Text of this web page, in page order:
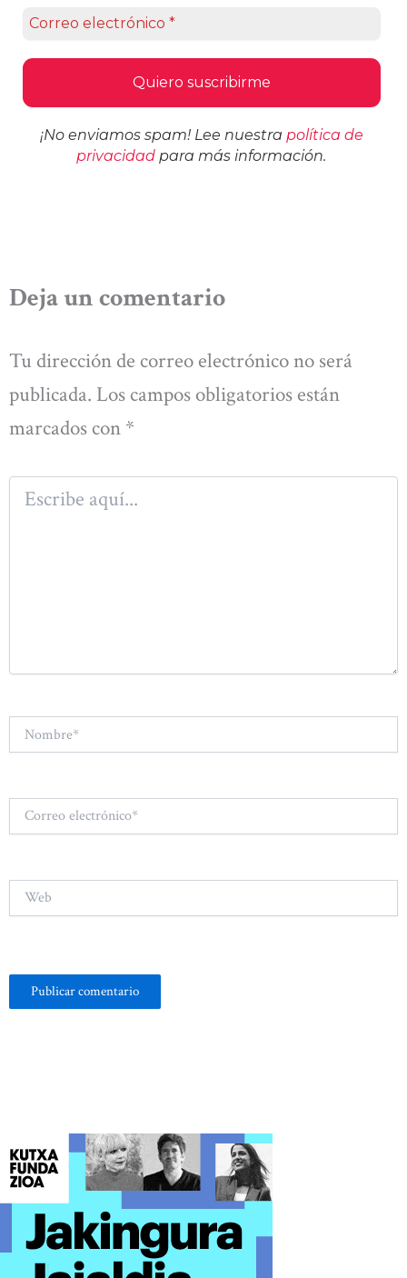
¡No enviamos spam! Lee nuestra política de
privacidad para más información.
Deja un comentario
Tu dirección de correo electrónico no será
publicada. Los campos obligatorios están
marcados con *
Escribe
aquí...
Correo
electrónico*
Web